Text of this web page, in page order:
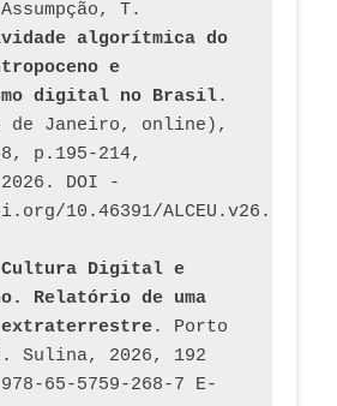
algorítmica do
e
digital no Brasil.
de Janeiro, online),
p.195-214,
DOI -
10.46391/
Cultura Digital e
Relatório de uma
. Porto
Sulina, 2026, 192
65-5759-268-7 E-